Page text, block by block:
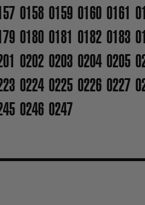
0158 0159 0160 0161
0180 0181 0182 0183
0202 0203 0204 0205
0224 0225 0226 0227
0246 0247